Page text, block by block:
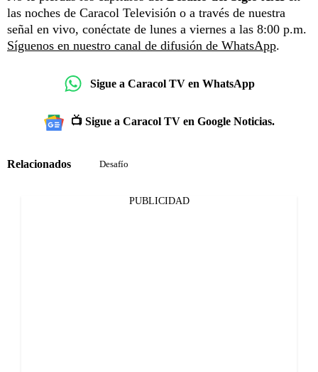
las noches de Caracol Televisión o a través de nuestra
señal en vivo, conéctate de lunes a viernes a las 8:00 p.m.
Síguenos en nuestro canal de difusión de WhatsApp.
Sigue a Caracol TV en WhatsApp
📺 Sigue a Caracol TV en Google Noticias.
Relacionados Desafío
PUBLICIDAD